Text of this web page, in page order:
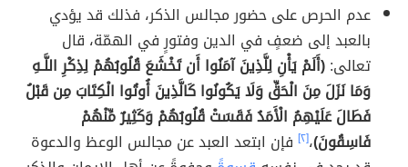
عدم الحرص على حضور مجالس الذكر، فذلك قد يؤدي
بالعبد إلى ضعفٍ في الدين وفتورٍ في الهمّة، قال
تعالى:(أَلَمْ يَأْنِ لِلَّذِينَ آمَنُوا أَن تَخْشَعَ قُلُوبُهُمْ لِذِكْرِ اللَّـهِ
وَمَا نَزَلَ مِنَ الْحَقِّ وَلَا يَكُونُوا كَالَّذِينَ أُوتُوا الْكِتَابَ مِن قَبْلُ
فَطَالَ عَلَيْهِمُ الْأَمَدُ فَقَسَتْ قُلُوبُهُمْ وَكَثِيرٌ مِّنْهُمْ
فَاسِقُونَ)،[٢] فإن ابتعد العبد عن مجالس الوعظ والدعوة